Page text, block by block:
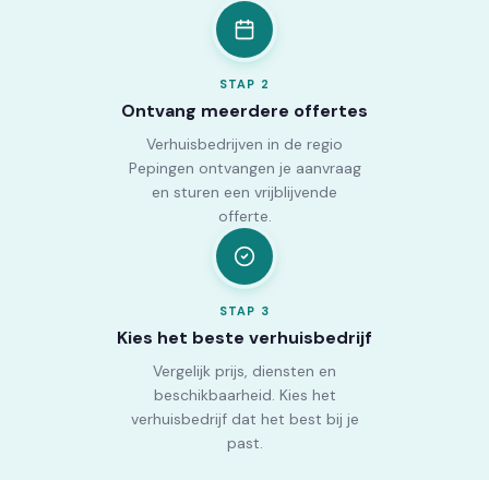
STAP 2
Ontvang meerdere offertes
Verhuisbedrijven in de regio
Pepingen ontvangen je aanvraag
en sturen een vrijblijvende
offerte.
STAP 3
Kies het beste verhuisbedrijf
Vergelijk prijs, diensten en
beschikbaarheid. Kies het
verhuisbedrijf dat het best bij je
past.